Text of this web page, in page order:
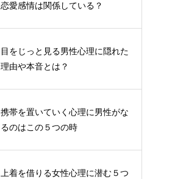
恋愛感情は関係している？
目をじっと見る男性心理に隠れた
理由や本音とは？
携帯を置いていく心理に男性がな
るのはこの５つの時
上着を借りる女性心理に潜む５つ